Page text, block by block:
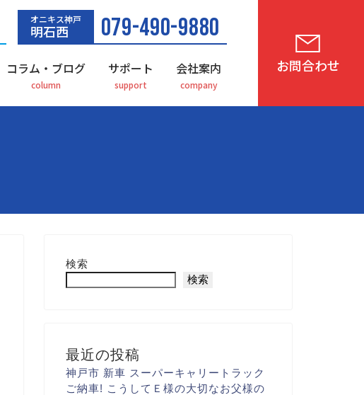
オニキス神戸
明石西 079-490-9880
コラム・ブログ サポート 会社案内 お問合わせ
検索
検索
最近の投稿
神戸市 新車 スーパーキャリートラック
ご納車! こうして Ｅ様の大切なお父様の